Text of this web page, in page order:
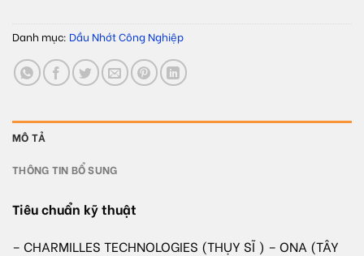
Danh mục: Dầu Nhớt Công Nghiệp
MÔ TẢ
THÔNG TIN BỔ SUNG
Tiêu chuẩn kỹ thuật
– CHARMILLES TECHNOLOGIES (THỤY SĨ ) – ONA (TÂY